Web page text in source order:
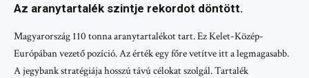
Az aranytartalék szintje rekordot döntött.
Magyarország 110 tonna aranytartalékot tart. Ez Kelet-Közép-
Európában vezető pozíció. Az érték egy főre vetítve itt a legmagasabb.
A jegybank stratégiája hosszú távú célokat szolgál. Tartalék